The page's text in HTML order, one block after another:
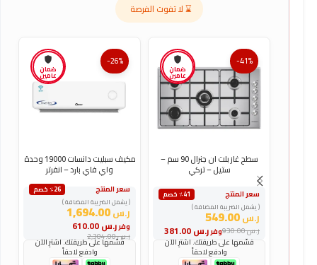
⌛ لا تفوت الفرصة
ضمان
عامين
-41%
سطح غاز بلت ان جنرال 90 سم –
ستيل – تركي
سعر المنتج
٪41 خصم
( يشمل الضريبة المضافة )
ر.س549.00
وفرر.س ر.س930.00
قسّمها على طريقتك. اشترِ الآن
وادفع لاحقاً
ضمان
عامين
-26%
مكيف سبليت دانسات 19000 وحدة
واي فاي بارد – انفرتر
سعر المنتج
٪26 خصم
( يشمل الضريبة المضافة )
ر.س1,694.00
وفرر.س
ر.س2,304.00
قسّمها على طريقتك. اشترِ الآن
وادفع لاحقاً